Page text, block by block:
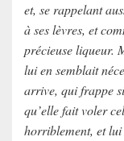
et, se rappelant
à ses lèvres, et
précieuse liqueur.
lui en semblait
arrive, qui frappe
qu’elle fait voler
horriblement, et